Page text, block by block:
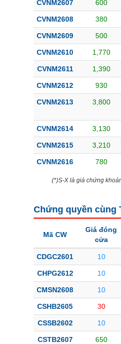
CVNM2607 600
CVNM2608 380
CVNM2609 500
CVNM2610 1,770
CVNM2611 1,390
CVNM2612 930
CVNM2613 3,800
CVNM2614 3,130
CVNM2615 3,210
CVNM2616 780
(*)S-X là giá chứng
Chứng quyền cùng
Mã CW
Giá đóng
cửa
CDGC2601 10
CHPG2612 10
CMSN2608 10
CSHB2605 30
CSSB2602 10
CSTB2607 650
Bài viết của tác giả(-)
Báo cáo phân tích (-)
Thuật ngữ(-)
Dịch vụ(-)
Đào tạo
Sách tài chính
Công cụ đầu tư
Truyền thông tài chính